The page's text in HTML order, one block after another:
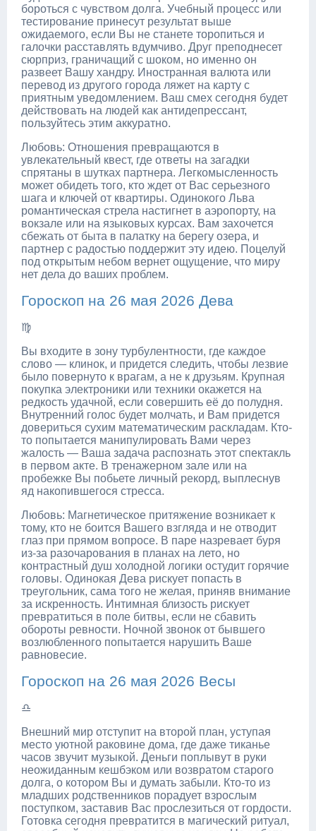
бороться с чувством долга. Учебный процесс или
тестирование принесут результат выше
ожидаемого, если Вы не станете торопиться и
галочки расставлять вдумчиво. Друг преподнесет
сюрприз, граничащий с шоком, но именно он
развеет Вашу хандру. Иностранная валюта или
перевод из другого города ляжет на карту с
приятным уведомлением. Ваш смех сегодня будет
действовать на людей как антидепрессант,
пользуйтесь этим аккуратно.
Любовь: Отношения превращаются в
увлекательный квест, где ответы на загадки
спрятаны в шутках партнера. Легкомысленность
может обидеть того, кто ждет от Вас серьезного
шага и ключей от квартиры. Одинокого Льва
романтическая стрела настигнет в аэропорту, на
вокзале или на языковых курсах. Вам захочется
сбежать от быта в палатку на берегу озера, и
партнер с радостью поддержит эту идею. Поцелуй
под открытым небом вернет ощущение, что миру
нет дела до ваших проблем.
Гороскоп на 26 мая 2026 Дева
♍
Вы входите в зону турбулентности, где каждое
слово — клинок, и придется следить, чтобы лезвие
было повернуто к врагам, а не к друзьям. Крупная
покупка электроники или техники окажется на
редкость удачной, если совершить её до полудня.
Внутренний голос будет молчать, и Вам придется
довериться сухим математическим раскладам. Кто-
то попытается манипулировать Вами через
жалость — Ваша задача распознать этот спектакль
в первом акте. В тренажерном зале или на
пробежке Вы побьете личный рекорд, выплеснув
яд накопившегося стресса.
Любовь: Магнетическое притяжение возникает к
тому, кто не боится Вашего взгляда и не отводит
глаз при прямом вопросе. В паре назревает буря
из-за разочарования в планах на лето, но
контрастный душ холодной логики остудит горячие
головы. Одинокая Дева рискует попасть в
треугольник, сама того не желая, приняв внимание
за искренность. Интимная близость рискует
превратиться в поле битвы, если не сбавить
обороты ревности. Ночной звонок от бывшего
возлюбленного попытается нарушить Ваше
равновесие.
Гороскоп на 26 мая 2026 Весы
♎
Внешний мир отступит на второй план, уступая
место уютной раковине дома, где даже тиканье
часов звучит музыкой. Деньги поплывут в руки
неожиданным кешбэком или возвратом старого
долга, о котором Вы и думать забыли. Кто-то из
младших родственников порадует взрослым
поступком, заставив Вас прослезиться от гордости.
Готовка сегодня превратится в магический ритуал,